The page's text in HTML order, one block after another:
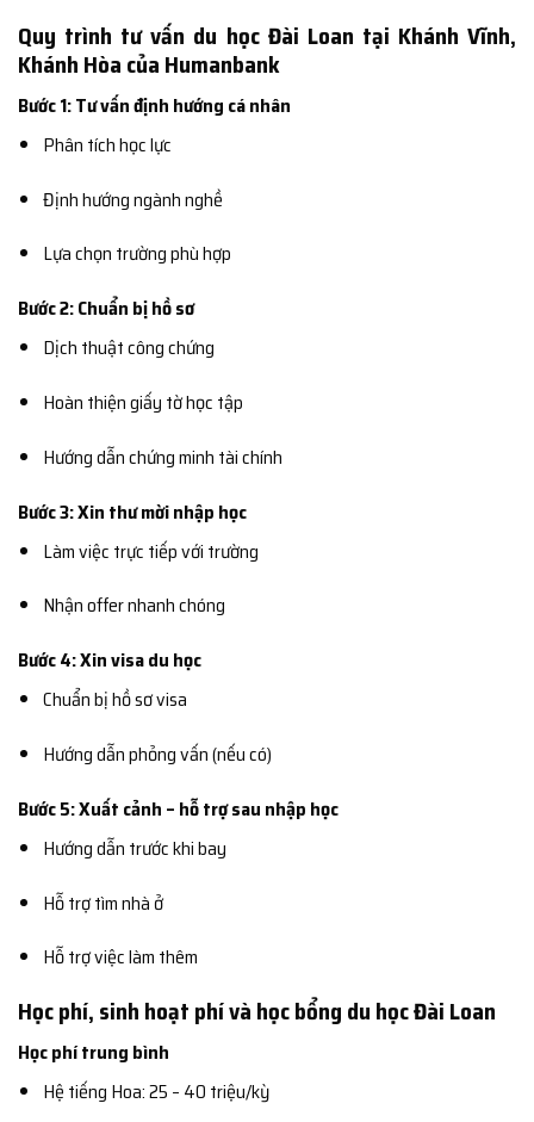
Quy trình tư vấn du học Đài Loan tại Khánh Vĩnh,
Khánh Hòa của Humanbank
Bước 1: Tư vấn định hướng cá nhân
Phân tích học lực
Định hướng ngành nghề
Lựa chọn trường phù hợp
Bước 2: Chuẩn bị hồ sơ
Dịch thuật công chứng
Hoàn thiện giấy tờ học tập
Hướng dẫn chứng minh tài chính
Bước 3: Xin thư mời nhập học
Làm việc trực tiếp với trường
Nhận offer nhanh chóng
Bước 4: Xin visa du học
Chuẩn bị hồ sơ visa
Hướng dẫn phỏng vấn (nếu có)
Bước 5: Xuất cảnh – hỗ trợ sau nhập học
Hướng dẫn trước khi bay
Hỗ trợ tìm nhà ở
Hỗ trợ việc làm thêm
Học phí, sinh hoạt phí và học bổng du học Đài Loan
Học phí trung bình
Hệ tiếng Hoa: 25 – 40 triệu/kỳ